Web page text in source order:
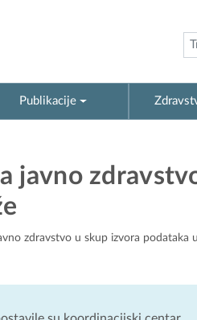
Publikacije
javno
zdravstvo u skup izvora